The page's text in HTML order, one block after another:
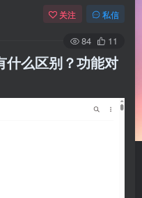
关注 私信
84 11
么区别？功能对